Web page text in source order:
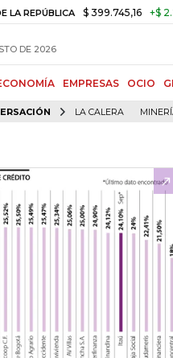
$ 399.745,16 +$ 2.295,71
DE 2026
EMPRESAS OCIO
LA CALERA